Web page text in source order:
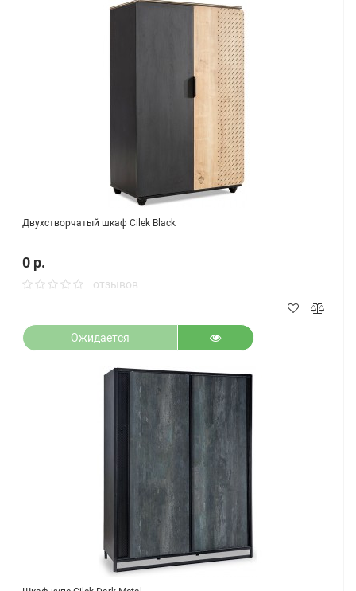
Двухстворчатый шкаф Cilek Black
0 р.
отзывов
Ожидается